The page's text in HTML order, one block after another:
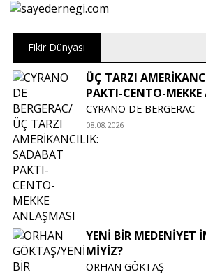
Fikir Dünyası
ÜÇ TARZI
PAKTI-CENTO-
CYRANO DE BERGERAC
08.08.2026
YENİ BİR MEDENİYET
MİYİZ?
ORHAN GÖKTAŞ